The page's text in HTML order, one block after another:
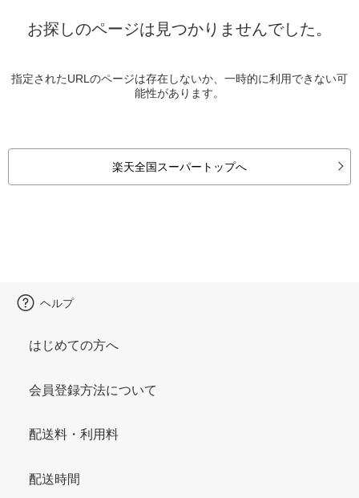
お探しのページは見つかりませんでした。
指定されたURLのページは存在しないか、一時的に利用できない可
能性があります。
楽天全国スーパートップへ
ヘルプ
はじめての方へ
会員登録方法について
配送料・利用料
配送時間